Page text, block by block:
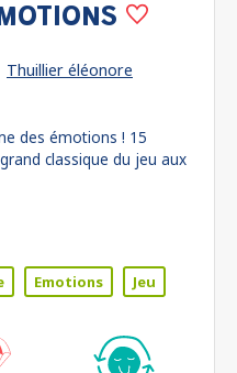
Thuillier éléonore
des émotions ! 15
classique du jeu aux
Emotions Jeu